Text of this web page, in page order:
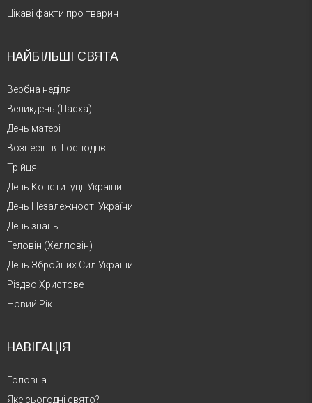
Цікаві факти про тварин
НАЙБІЛЬШІ СВЯТА
Вербна неділя
Великдень (Пасха)
День матері
Вознесіння Господнє
Трійця
День Конституції України
День Незалежності України
День знань
Геловін (Хелловін)
День Збройних Сил України
Різдво Христове
Новий Рік
НАВІГАЦІЯ
Головна
Яке сьогодні свято?